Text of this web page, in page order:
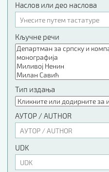
Наслов или део наслова
Кључне речи
Тип издања
АУТОР / AUTHOR
UDK